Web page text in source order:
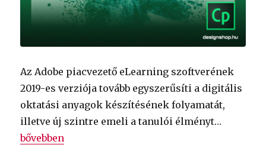
Az Adobe piacvezető eLearning szoftverének
2019-es verziója tovább egyszerűsíti a digitális
oktatási anyagok készítésének folyamatát,
illetve új szintre emeli a tanulói élményt…
„Megjelent az Adobe Captivate 2019”
bővebben